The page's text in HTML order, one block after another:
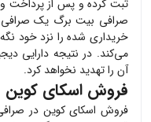
ثبت کرده و پس از پرداخت
صرافی بیت برگ یک صرافی OTC است، یعنی هیچ گاه
خریداری شده را نزد خود
می‌کند. در نتیجه دارایی
آن را تهدید نخواهد کرد.
فروش اسکای کوین
فروش اسکای کوین در